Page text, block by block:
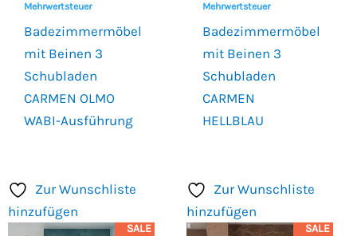
Mehrwertsteuer
Badezimmermöbel
mit Beinen 3
Schubladen
CARMEN OLMO
WABI-Ausführung
Mehrwertsteuer
Badezimmermöbel
mit Beinen 3
Schubladen
CARMEN
HELLBLAU
Zur Wunschliste
hinzufügen
SALE
Zur Wunschliste
hinzufügen
SALE